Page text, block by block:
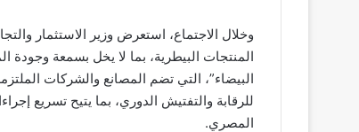
وخلال الاجتماع، استعرض وزير الاستثمار
المنتجات البيطرية، بما لا يخل بسمعة وجودة
البيضاء”، التي تضم المصانع والشركات
للرقابة والتفتيش الدوري، بما يتيح تسريع
المصري.